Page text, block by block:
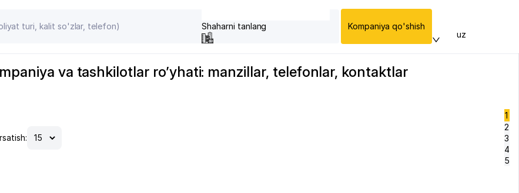
Shaharni tanlang Kompaniya qo'shish
uz
va tashkilotlar ro’yhati: manzillar, telefonlar, kontaktlar
1
2
3
4
5